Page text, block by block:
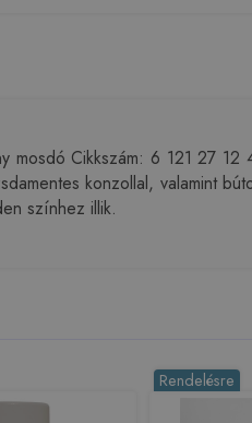
mosdó Cikkszám: 6 121 27
konzollal, valamint
színhez illik.
Rendelésre